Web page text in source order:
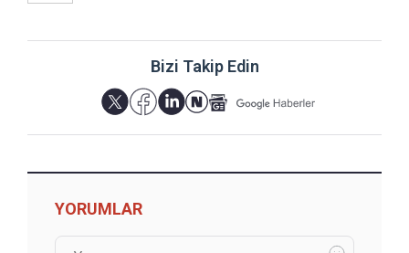
Bizi Takip Edin
YORUMLAR